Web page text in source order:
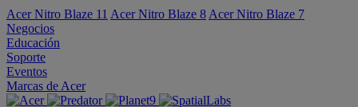
Acer Nitro Blaze 11 Acer Nitro Blaze 8 Acer Nitro Blaze 7
Negocios
Educación
Soporte
Eventos
Marcas de Acer